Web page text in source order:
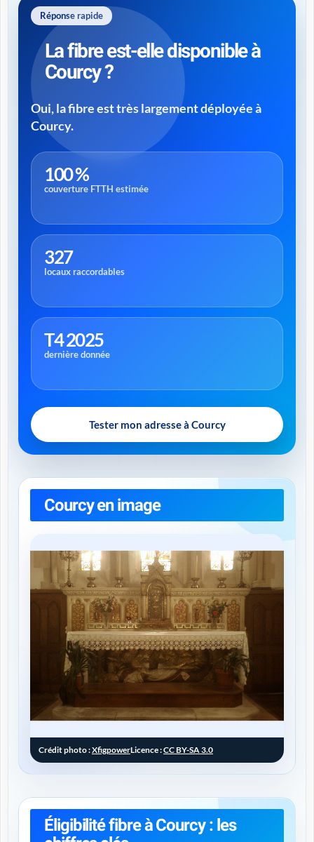
Réponse rapide
La fibre est-elle disponible à
Courcy ?
Oui, la fibre est très largement déployée à
Courcy.
100 %
couverture FTTH estimée
327
locaux raccordables
T4 2025
dernière donnée
Tester mon adresse à Courcy
Courcy en image
Crédit photo :XfigpowerLicence :CC BY-SA 3.0
Éligibilité fibre à Courcy : les